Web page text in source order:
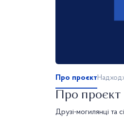
Про проєкт
Про проєкт
Друзі-могилянці та